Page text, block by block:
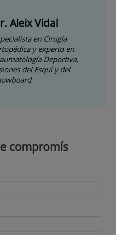
Aleix Vidal
en Cirugía
y experto en
Deportiva,
del Esquí y del
compromís